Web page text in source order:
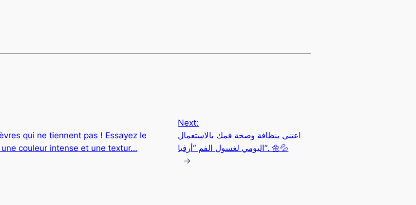
qui ne tiennent pas ! Essayez le
couleur intense et une textur…
Next:
اعتني بنظافة وصحة فمك بالاستعمال
اليومي لغسول الفم “أرفيا”. 🌼💦
→